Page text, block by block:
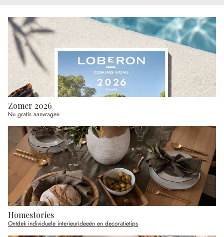
Zomer 2026
Nu gratis aanvragen
Homestories
Ontdek individuele interieurideeën en decoratietips